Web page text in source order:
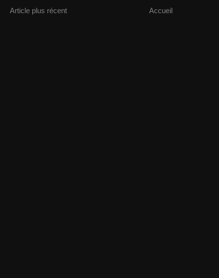
Article plus récent Accueil